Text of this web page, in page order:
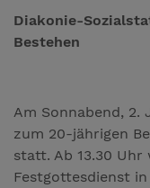
Diakonie-
Bestehen
Am Sonnabend, 2.
zum 20-jährigen
statt. Ab 13.30
Festgottesdienst